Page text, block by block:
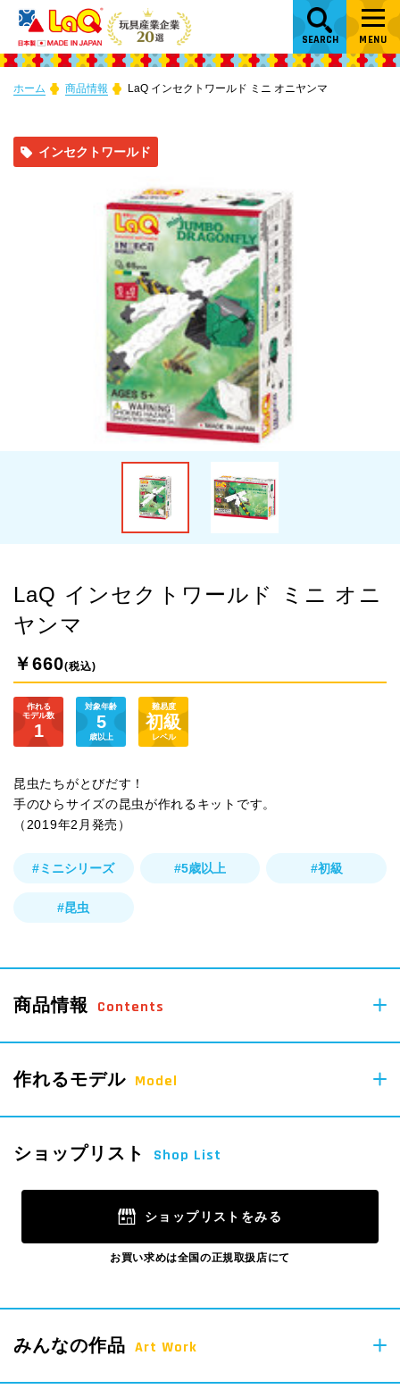
SEARCH MENU
ホーム 商品情報 LaQ インセクトワールド ミニ オニヤンマ
LaQ インセクトワールド ミニ オニ
ヤンマ
￥660(税込)
作れる
モデル数
1
対象年齢
5
歳以上
難易度
初級
レベル
昆虫たちがとびだす！
手のひらサイズの昆虫が作れるキットです。
（2019年2月発売）
#ミニシリーズ #5歳以上 #初級
#昆虫
インセクトワールド
商品情報 Contents
65pcs
作れるモデル Model
ショップリスト Shop List
ショップリストをみる
お買い求めは全国の正規取扱店にて
みんなの作品 Art Work